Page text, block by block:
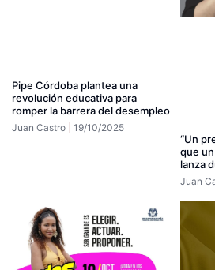
Pipe Córdoba plantea una
revolución educativa para
romper la barrera del desempleo
Juan Castro 19/10/2025
“Un
que
lanza
Juan